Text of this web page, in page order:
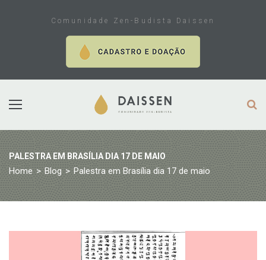
Comunidade Zen-Budista Daissen
PALESTRA EM BRASÍLIA DIA 17 DE MAIO
Home > Blog > Palestra em Brasília dia 17 de maio